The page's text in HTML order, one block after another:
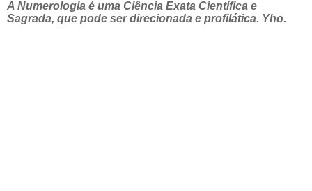
A Numerologia é uma Ciência Exata Científica e
Sagrada, que pode ser direcionada e profilática. Yho.